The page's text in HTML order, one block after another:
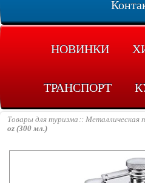
НОВИНКИ
ТРАНСПОРТ
Товары для туризма Металлическая
oz (300 мл.)